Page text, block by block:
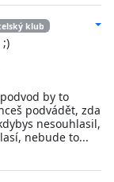
klub
;)
by to
podvádět, zda
nesouhlasil,
nebude to...